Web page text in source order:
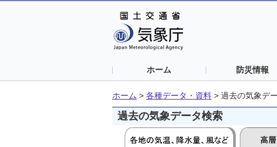
ホーム 防災情報
ホーム > 各種データ・資料 > 過去の気象デ
過去の気象データ検索